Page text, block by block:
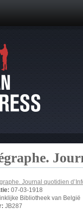
Journal quotidien
07-03-1918
Bibliotheek van België
JB287